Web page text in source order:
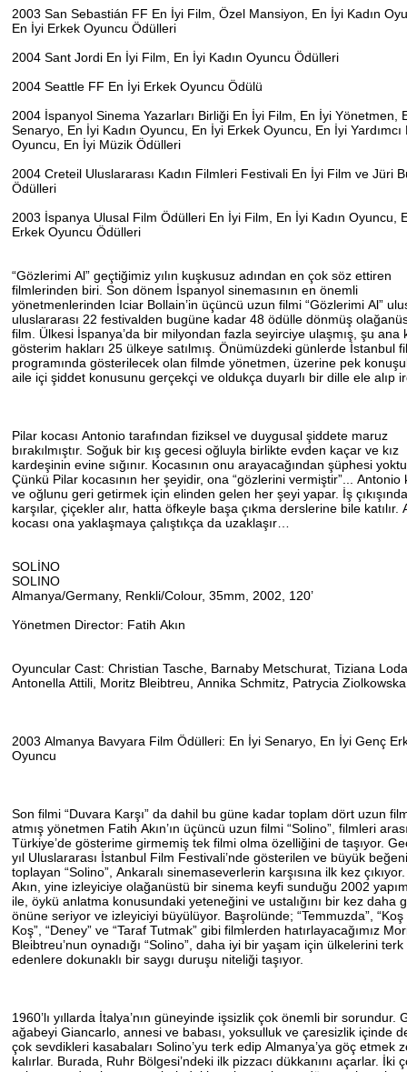
2003 San Sebastián FF En İyi Film, Özel Mansiyon, En İyi Kadın
En İyi Erkek Oyuncu Ödülleri
2004 Sant Jordi En İyi Film, En İyi Kadın Oyuncu Ödülleri
2004 Seattle FF En İyi Erkek Oyuncu Ödülü
2004 İspanyol Sinema Yazarları Birliği En İyi Film, En İyi Yönetmen,
Senaryo, En İyi Kadın Oyuncu, En İyi Erkek Oyuncu, En İyi Yardımcı
Oyuncu, En İyi Müzik Ödülleri
2004 Creteil Uluslararası Kadın Filmleri Festivali En İyi Film ve Jüri
Ödülleri
2003 İspanya Ulusal Film Ödülleri En İyi Film, En İyi Kadın Oyuncu,
Erkek Oyuncu Ödülleri
“Gözlerimi Al” geçtiğimiz yılın kuşkusuz adından en çok söz ettiren
filmlerinden biri. Son dönem İspanyol sinemasının en önemli
yönetmenlerinden Iciar Bollain’in üçüncü uzun filmi “Gözlerimi Al”
uluslararası 22 festivalden bugüne kadar 48 ödülle dönmüş
film. Ülkesi İspanya’da bir milyondan fazla seyirciye ulaşmış, şu ana
gösterim hakları 25 ülkeye satılmış. Önümüzdeki günlerde İstanbul
programında gösterilecek olan filmde yönetmen, üzerine pek
aile içi şiddet konusunu gerçekçi ve oldukça duyarlı bir dille ele alıp
Pilar kocası Antonio tarafından fiziksel ve duygusal şiddete maruz
bırakılmıştır. Soğuk bir kış gecesi oğluyla birlikte evden kaçar ve kız
kardeşinin evine sığınır. Kocasının onu arayacağından şüphesi
Çünkü Pilar kocasının her şeyidir, ona “gözlerini vermiştir”... Antonio
ve oğlunu geri getirmek için elinden gelen her şeyi yapar. İş
karşılar, çiçekler alır, hatta öfkeyle başa çıkma derslerine bile katılır.
kocası ona yaklaşmaya çalıştıkça da uzaklaşır…
SOLİNO
SOLINO
Almanya/Germany, Renkli/Colour, 35mm, 2002, 120’
Yönetmen Director: Fatih Akın
Oyuncular Cast: Christian Tasche, Barnaby Metschurat, Tiziana
Antonella Attili, Moritz Bleibtreu, Annika Schmitz, Patrycia Ziolkowska
2003 Almanya Bavyara Film Ödülleri: En İyi Senaryo, En İyi Genç
Oyuncu
Son filmi “Duvara Karşı” da dahil bu güne kadar toplam dört uzun
atmış yönetmen Fatih Akın’ın üçüncü uzun filmi “Solino”, filmleri
Türkiye’de gösterime girmemiş tek filmi olma özelliğini de taşıyor.
yıl Uluslararası İstanbul Film Festivali’nde gösterilen ve büyük
toplayan “Solino”, Ankaralı sinemaseverlerin karşısına ilk kez
Akın, yine izleyiciye olağanüstü bir sinema keyfi sunduğu 2002
ile, öykü anlatma konusundaki yeteneğini ve ustalığını bir kez daha
önüne seriyor ve izleyiciyi büyülüyor. Başrolünde; “Temmuzda”,
Koş”, “Deney” ve “Taraf Tutmak” gibi filmlerden hatırlayacağımız
Bleibtreu’nun oynadığı “Solino”, daha iyi bir yaşam için ülkelerini terk
edenlere dokunaklı bir saygı duruşu niteliği taşıyor.
1960’lı yıllarda İtalya’nın güneyinde işsizlik çok önemli bir sorundur.
ağabeyi Giancarlo, annesi ve babası, yoksulluk ve çaresizlik içinde
çok sevdikleri kasabaları Solino’yu terk edip Almanya’ya göç etmek
kalırlar. Burada, Ruhr Bölgesi’ndeki ilk pizzacı dükkanını açarlar. İki